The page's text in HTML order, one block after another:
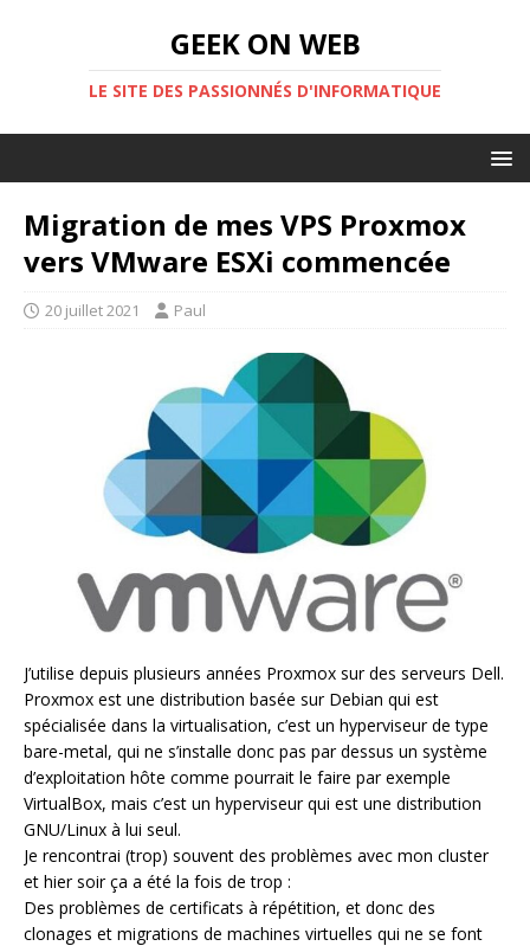
GEEK ON WEB
LE SITE DES PASSIONNÉS D'INFORMATIQUE
Migration de mes VPS Proxmox
vers VMware ESXi commencée
20 juillet 2021 Paul
J’utilise depuis plusieurs années Proxmox sur des serveurs Dell.
Proxmox est une distribution basée sur Debian qui est
spécialisée dans la virtualisation, c’est un hyperviseur de type
bare-metal, qui ne s’installe donc pas par dessus un système
d’exploitation hôte comme pourrait le faire par exemple
VirtualBox, mais c’est un hyperviseur qui est une distribution
GNU/Linux à lui seul.
Je rencontrai (trop) souvent des problèmes avec mon cluster
et hier soir ça a été la fois de trop :
Des problèmes de certificats à répétition, et donc des
clonages et migrations de machines virtuelles qui ne se font